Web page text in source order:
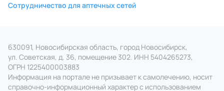
Сотрудничество для аптечных сетей
630091, Новосибирская область, город Новосибирск,
ул. Советская, д. 36, помещение 302. ИНН 5404265273,
ОГРН 1225400003883
Информация на портале не призывает к самолечению, носит
справочно‑информационный характер с использованием